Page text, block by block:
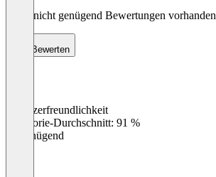
Noch nicht genügend Bewertungen vorhanden
Bewerten
Benutzerfreundlichkeit
Kategorie-Durchschnitt: 91 %
Ungenügend